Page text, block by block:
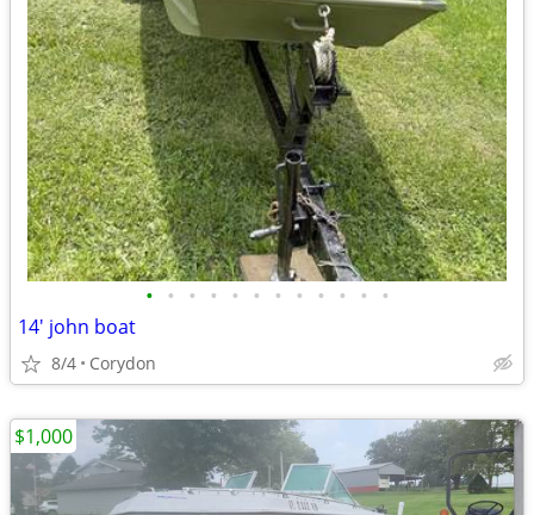
• • • • • • • • • • • •
14' john boat
8/4 Corydon
$1,000